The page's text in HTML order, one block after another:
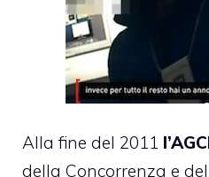
Alla fine del 2011
della Concorrenza e